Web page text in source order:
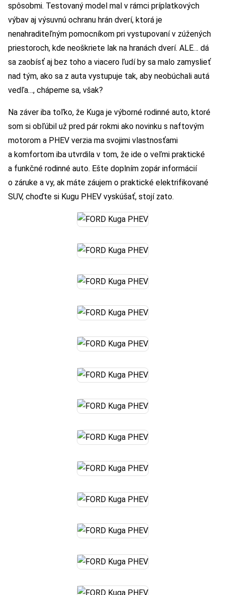
spôsobmi. Testovaný model mal v rámci príplatkových
výbav aj výsuvnú ochranu hrán dverí, ktorá je
nenahraditeľným pomocníkom pri vystupovaní v zúžených
priestoroch, kde neoškriete lak na hranách dverí. ALE… dá
sa zaobísť aj bez toho a viacero ľudí by sa malo zamyslieť
nad tým, ako sa z auta vystupuje tak, aby neobúchali autá
vedľa…, chápeme sa, však?
Na záver iba toľko, že Kuga je výborné rodinné auto, ktoré
som si obľúbil už pred pár rokmi ako novinku s naftovým
motorom a PHEV verzia ma svojimi vlastnosťami
a komfortom iba utvrdila v tom, že ide o veľmi praktické
a funkčné rodinné auto. Ešte doplním zopár informácií
o záruke a vy, ak máte záujem o praktické elektrifikované
SUV, choďte si Kugu PHEV vyskúšať, stojí zato.